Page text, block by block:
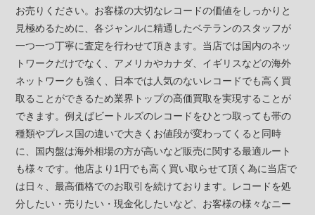
お売りください。お客様の大切なレコードの価値をしっかりと
見極めるために、各ジャンルに精通したベテランのスタッフが
一つ一つ丁寧に査定を行わせて頂きます。当店では国内のネッ
トワークだけでなく、アメリカやカナダ、イギリスなどの海外
ネットワークも強く、日本では人気のないレコードでも高く買
取ることができるため業界トップの高価買取を実現することが
できます。例えばビートルズのレコードをひとつ取っても帯の
種類やプレス国の違いで大きくお値段が変わってくると同時
に、国内盤は海外相場の方が高いなど販売に関する最適ルート
も様々です。他店より1円でも高く買い取らせて頂く為に当店で
は日々、最高価格でのお取引を続けております。レコードを処
分したい・売りたい・現金化したいなど、お客様の様々なニー